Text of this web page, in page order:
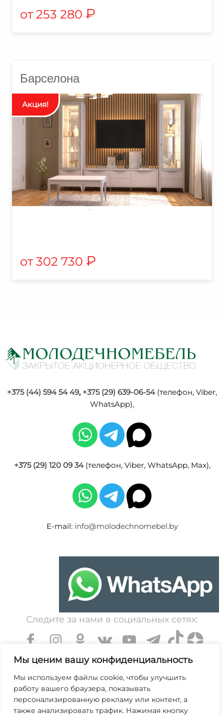
Мы ценим вашу конфиденциальность
Мы используем файлы cookie, чтобы улучшить
работу вашего браузера, показывать
персонализированную рекламу или контент, а
также анализировать трафик. Нажимая кнопку
253 280 ₽
Барселона
302 730 ₽
+375 (44) 594 54 49, +375 (29) 639-06-54(телефон, Viber,
WhatsApp),
+375 (29) 120 09 34(телефон, Viber, WhatsApp, Max),
E-mail: info@molodechnomebel.by
Следите за нами в социальных сетях:
УНП 600203065. Свидетельство о государственной
регистрации № 364 от 7 декабря 1999 выдано